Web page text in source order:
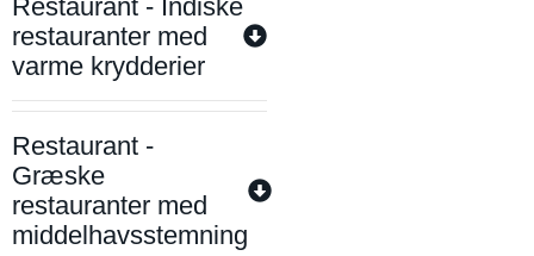
Restaurant - Indiske
restauranter med
varme krydderier
Restaurant -
Græske
restauranter med
middelhavsstemning